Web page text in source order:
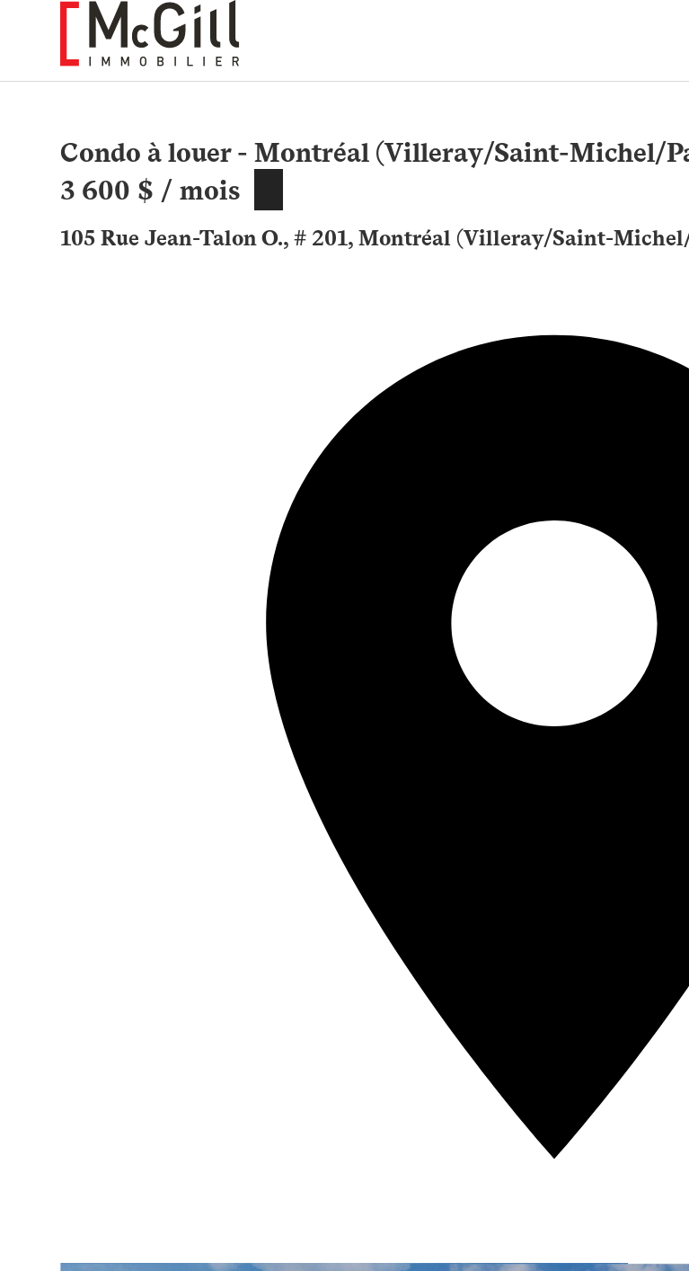
Condo à louer - Montréal (Villeray/Saint-Michel/
3 600 $ / mois
105 Rue Jean-Talon O., # 201, Montréal (Villeray/Saint-